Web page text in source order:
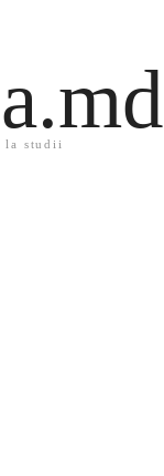
la studii